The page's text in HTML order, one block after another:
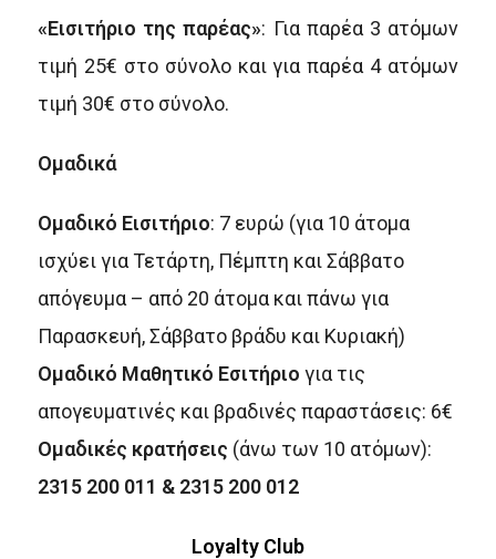
«Εισιτήριο της παρέας»: Για παρέα 3 ατόμων
τιμή 25€ στο σύνολο και για παρέα 4 ατόμων
τιμή 30€ στο σύνολο.
Ομαδικά
Oμαδικό Εισιτήριο: 7 ευρώ (για 10 άτομα
ισχύει για Τετάρτη, Πέμπτη και Σάββατο
απόγευμα – από 20 άτομα και πάνω για
Παρασκευή, Σάββατο βράδυ και Κυριακή)
Ομαδικό Μαθητικό Εσιτήριο για τις
απογευματινές και βραδινές παραστάσεις: 6€
Ομαδικές κρατήσεις (άνω των 10 ατόμων):
2315 200 011 & 2315 200 012
Loyalty Club